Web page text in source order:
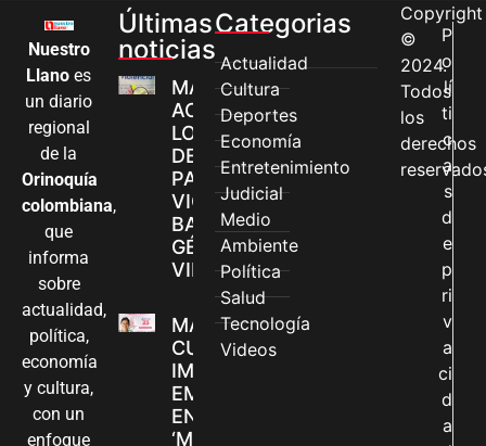
Nuestro
Llano es
un diario
regional
de la
Orinoquía
colombiana,
que
informa
sobre
actualidad,
política,
economía
y cultura,
con un
enfoque
Últimas
noticias
MÁS MUJERES
ACCEDEN A
LOS CANALES
DE ATENCIÓN
PARA
VIOLENCIAS
BASADAS EN
GÉNERO EN
VILLAVICENCIO
MADRES
CUIDADORAS
IMPULSAN SUS
EMPRENDIMIENTOS
EN LA FERIA
‘MANOS QUE
Categorias
Actualidad
Cultura
Deportes
Economía
Entretenimiento
Judicial
Medio
Ambiente
Política
Salud
Tecnología
Videos
Copyright
©
2024.
Todos
los
derechos
P
o
lí
ti
c
a
s
d
e
p
ri
v
a
ci
d
a